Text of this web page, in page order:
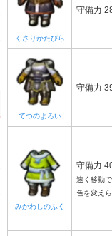
くさりかたびら
守備力
てつのよろい
守備力
みかわしのふく
守備力
速く移動
色を変え